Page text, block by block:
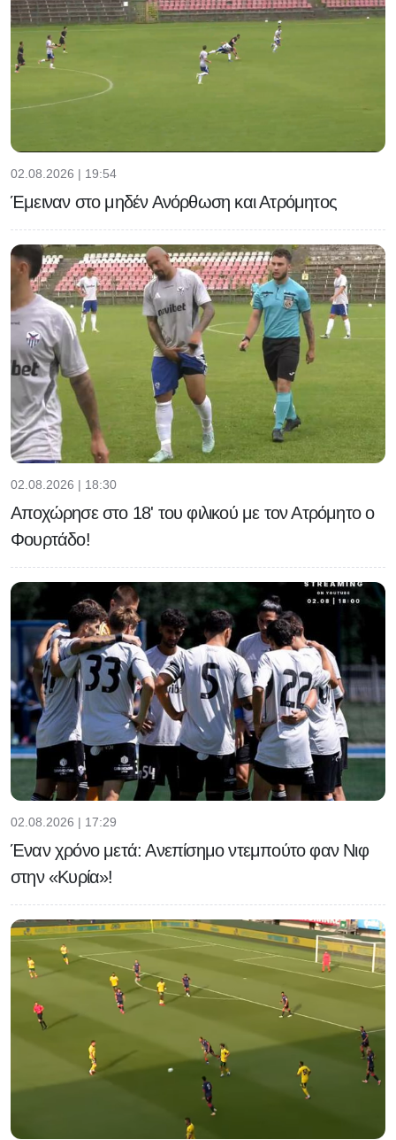
02.08.2026 | 19:54
Έμειναν στο μηδέν Ανόρθωση και Ατρόμητος
02.08.2026 | 18:30
Αποχώρησε στο 18' του φιλικού με τον Ατρόμητο ο
Φουρτάδο!
02.08.2026 | 17:29
Έναν χρόνο μετά: Ανεπίσημο ντεμπούτο φαν Νιφ
στην «Κυρία»!